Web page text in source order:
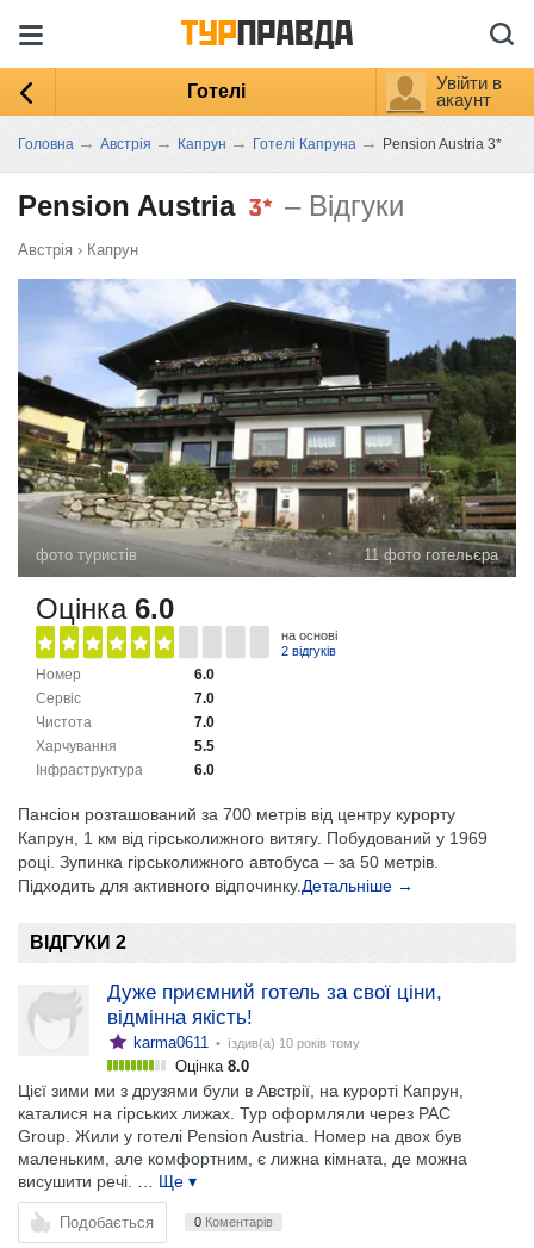
Готелі
Увійти в
акаунт
Головна → Австрія → Капрун → Готелі Капруна → Pension Austria 3*
Pension Austria – Відгуки
Австрія › Капрун
фото туристів 11 фото готельєра
Оцінка 6.0
на основі
2 відгуків
6.0
Номер
7.0
Сервіс
7.0
Чистота
5.5
Харчування
6.0
Інфраструктура
Пансіон розташований за 700 метрів від центру курорту
Капрун, 1 км від гірськолижного витягу. Побудований у 1969
році. Зупинка гірськолижного автобуса – за 50 метрів.
Підходить для активного відпочинку. Детальніше →
ВІДГУКИ 2
Дуже приємний готель за свої ціни,
відмінна якість!
karma0611 • їздив(а) 10 років тому
Оцінка 8.0
Цієї зими ми з друзями були в Австрії, на курорті Капрун,
каталися на гірських лижах. Тур оформляли через PAC
Group. Жили у готелі Pension Austria. Номер на двох був
маленьким, але комфортним, є лижна кімната, де можна
висушити речі.
… Ще ▾
Подобається 0 Коментарів